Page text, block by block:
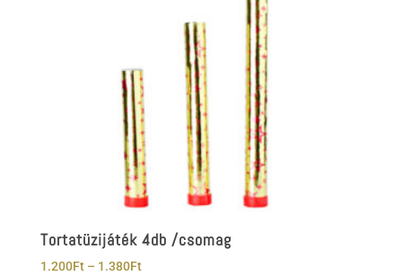
Tortatüzijáték 4db /csomag
1.200Ft – 1.380FtÁrtartomány: